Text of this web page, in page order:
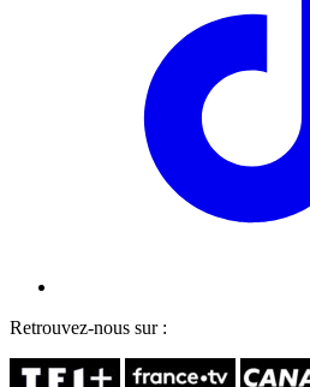
Retrouvez-nous sur :